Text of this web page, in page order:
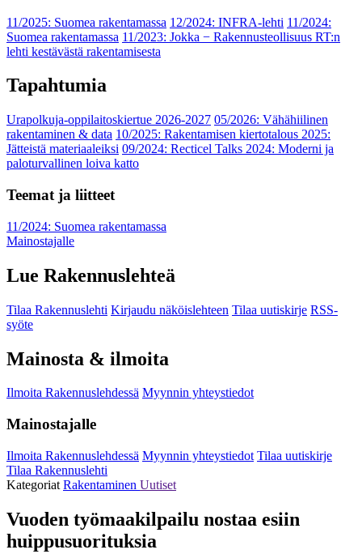
11/2025: Suomea rakentamassa 12/2024: INFRA-lehti 11/2024:
Suomea rakentamassa 11/2023: Jokka − Rakennusteollisuus RT:n
lehti kestävästä rakentamisesta
Tapahtumia
Urapolkuja-oppilaitoskiertue 2026-2027 05/2026: Vähähiilinen
rakentaminen & data 10/2025: Rakentamisen kiertotalous 2025:
Jätteistä materiaaleiksi 09/2024: Recticel Talks 2024: Moderni ja
paloturvallinen loiva katto
Teemat ja liitteet
11/2024: Suomea rakentamassa
Mainostajalle
Lue Rakennuslehteä
Tilaa Rakennuslehti Kirjaudu näköislehteen Tilaa uutiskirje RSS-
syöte
Mainosta & ilmoita
Ilmoita Rakennuslehdessä Myynnin yhteystiedot
Mainostajalle
Ilmoita Rakennuslehdessä Myynnin yhteystiedot Tilaa uutiskirje
Tilaa Rakennuslehti
Kategoriat Rakentaminen Uutiset
Vuoden työmaakilpailu nostaa esiin
huippusuorituksia